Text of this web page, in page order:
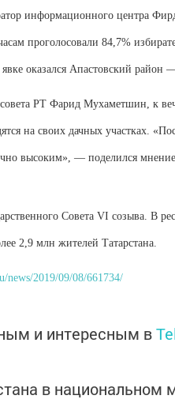
информационного центра
проголосовали 84,7%
оказался Апастовский район
РТ Фарид Мухаметшин, к
на своих дачных участках.
высоким», — поделился
Совета VI созыва. В
2,9 млн жителей Татарстана.
2019/09/08/661734/
и интересным в
в